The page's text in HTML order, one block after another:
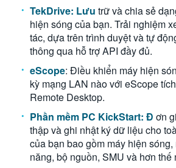
TekDrive: Lưu trữ và chia sẻ
hiện sóng của bạn. Trải nghiệm
tác, dựa trên trình duyệt và tự
thông qua hỗ trợ API đầy đủ.
eScope: Điều khiển máy hiện
kỳ mạng LAN nào với eScope
Remote Desktop.
Phần mềm PC KickStart: Đ ơn
thập và ghi nhật ký dữ liệu cho
của bạn bao gồm máy hiện
năng, bộ nguồn, SMU và hơn thế